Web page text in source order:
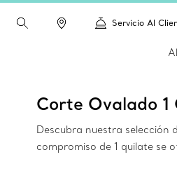
Servicio Al
Corte Ovalado 1
Descubra nuestra selección
compromiso de 1 quilate se